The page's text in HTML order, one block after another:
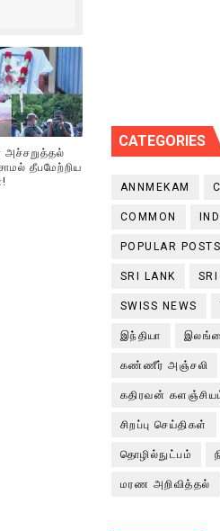
அச்சறுத்தல்
தீபமேற்றிய
CATEGORIES
ANNMEKAM
COMMON
POPULAR POSTS
SRI LANK
SWISS NEWS
இந்தியா
கண்ணீர் அஞ்சலி
கதிரவன்
சிறப்பு செய்திகள்
தொழில்நுட்பம்
மரண அறிவித்தல்